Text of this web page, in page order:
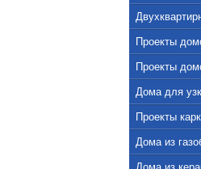
Проекты
Проекты
Дома для
Проекты
Дома из